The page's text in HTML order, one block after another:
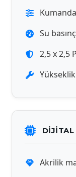
Su
2,5 x 2,5
DİJİTAL
Akrilik